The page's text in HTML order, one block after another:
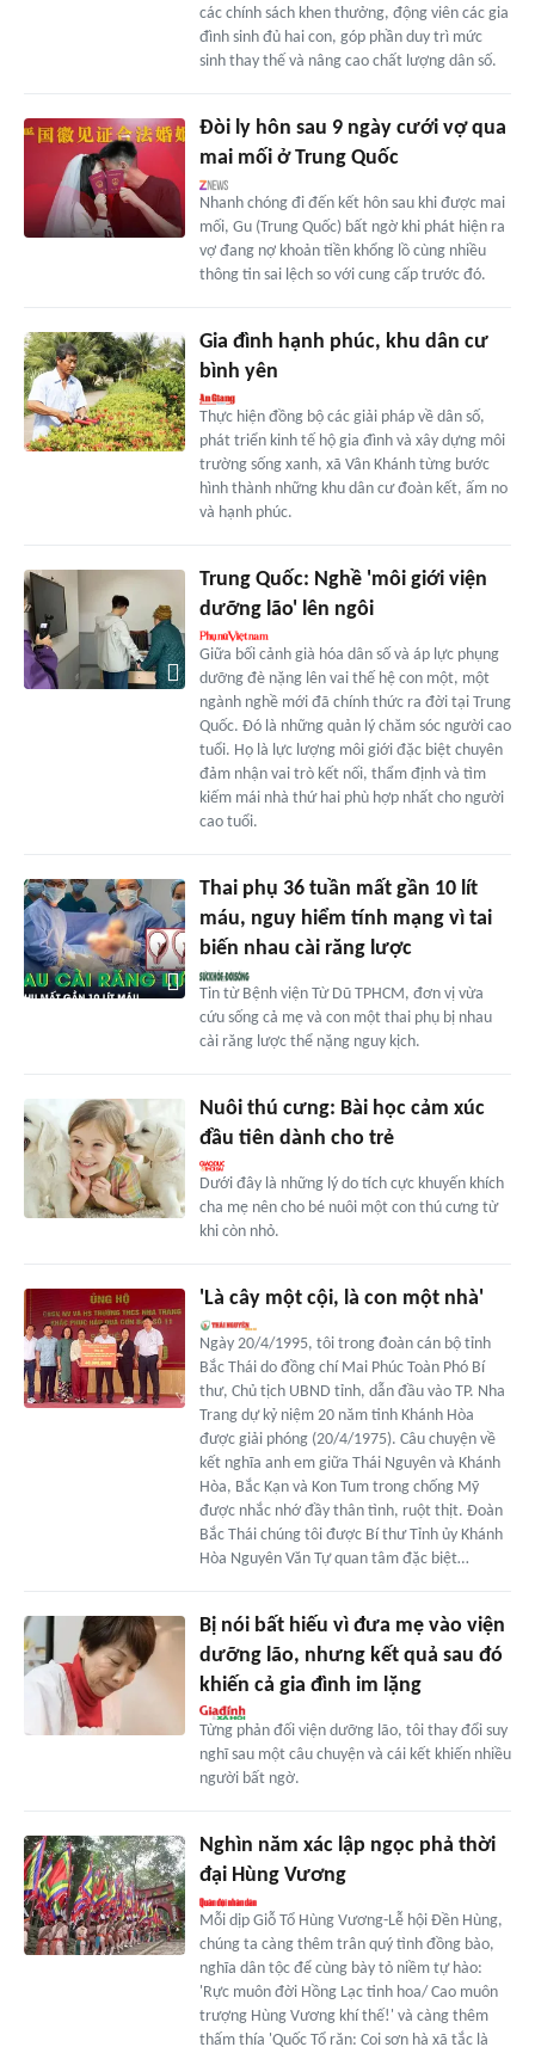
các chính sách khen thưởng, động viên các gia
đình sinh đủ hai con, góp phần duy trì mức
sinh thay thế và nâng cao chất lượng dân số.
Đòi ly hôn sau 9 ngày cưới vợ qua
mai mối ở Trung Quốc
Nhanh chóng đi đến kết hôn sau khi được mai
mối, Gu (Trung Quốc) bất ngờ khi phát hiện ra
vợ đang nợ khoản tiền khổng lồ cùng nhiều
thông tin sai lệch so với cung cấp trước đó.
Gia đình hạnh phúc, khu dân cư
bình yên
Thực hiện đồng bộ các giải pháp về dân số,
phát triển kinh tế hộ gia đình và xây dựng môi
trường sống xanh, xã Vân Khánh từng bước
hình thành những khu dân cư đoàn kết, ấm no
và hạnh phúc.
Trung Quốc: Nghề 'môi giới viện
dưỡng lão' lên ngôi
Giữa bối cảnh già hóa dân số và áp lực phụng
dưỡng đè nặng lên vai thế hệ con một, một
ngành nghề mới đã chính thức ra đời tại Trung
Quốc. Đó là những quản lý chăm sóc người cao
tuổi. Họ là lực lượng môi giới đặc biệt chuyên
đảm nhận vai trò kết nối, thẩm định và tìm
kiếm mái nhà thứ hai phù hợp nhất cho người
cao tuổi.
Thai phụ 36 tuần mất gần 10 lít
máu, nguy hiểm tính mạng vì tai
biến nhau cài răng lược
Tin từ Bệnh viện Từ Dũ TPHCM, đơn vị vừa
cứu sống cả mẹ và con một thai phụ bị nhau
cài răng lược thể nặng nguy kịch.
Nuôi thú cưng: Bài học cảm xúc
đầu tiên dành cho trẻ
Dưới đây là những lý do tích cực khuyến khích
cha mẹ nên cho bé nuôi một con thú cưng từ
khi còn nhỏ.
'Là cây một cội, là con một nhà'
Ngày 20/4/1995, tôi trong đoàn cán bộ tỉnh
Bắc Thái do đồng chí Mai Phúc Toàn Phó Bí
thư, Chủ tịch UBND tỉnh, dẫn đầu vào TP. Nha
Trang dự kỷ niệm 20 năm tinh Khánh Hòa
được giải phóng (20/4/1975). Câu chuyện về
kết nghĩa anh em giữa Thái Nguyên và Khánh
Hòa, Bắc Kạn và Kon Tum trong chống Mỹ
được nhắc nhớ đầy thân tình, ruột thịt. Đoàn
Bắc Thái chúng tôi được Bí thư Tỉnh ủy Khánh
Hòa Nguyên Văn Tự quan tâm đặc biệt…
Bị nói bất hiếu vì đưa mẹ vào viện
dưỡng lão, nhưng kết quả sau đó
khiến cả gia đình im lặng
Từng phản đối viện dưỡng lão, tôi thay đổi suy
nghĩ sau một câu chuyện và cái kết khiến nhiều
người bất ngờ.
Nghìn năm xác lập ngọc phả thời
đại Hùng Vương
Mỗi dịp Giỗ Tổ Hùng Vương-Lễ hội Đền Hùng,
chúng ta càng thêm trân quý tình đồng bào,
nghĩa dân tộc để cùng bày tỏ niềm tự hào:
'Rực muôn đời Hồng Lạc tinh hoa/ Cao muôn
trượng Hùng Vương khí thế!' và càng thêm
thấm thía 'Quốc Tổ răn: Coi sơn hà xã tắc là